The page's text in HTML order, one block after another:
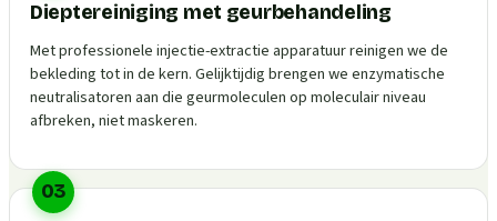
Dieptereiniging met geurbehandeling
Met professionele injectie-extractie apparatuur reinigen we de
bekleding tot in de kern. Gelijktijdig brengen we enzymatische
neutralisatoren aan die geurmoleculen op moleculair niveau
afbreken, niet maskeren.
03